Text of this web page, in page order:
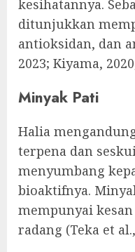
kesihatannya.
ditunjukkan
antioksidan, dan
2023; Kiyama,
Minyak Pati
Halia
terpena dan
menyumbang
bioaktifnya.
mempunyai
radang (Teka et